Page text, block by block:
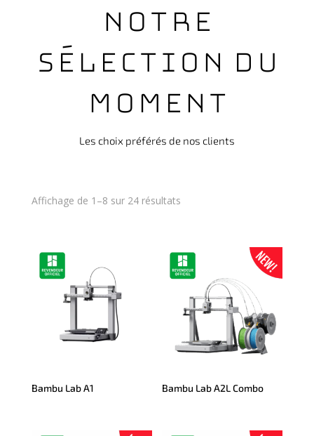
Notre
sélection du
moment
Les choix préférés de nos clients
Affichage de 1–8 sur 24 résultats
Bambu Lab A1 Bambu Lab A2L Combo